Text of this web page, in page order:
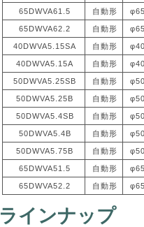
65DWVA61.5 自動形
65DWVA62.2 自動形
40DWVA5.15SA 自動形
40DWVA5.15A 自動形
50DWVA5.25SB 自動形
50DWVA5.25B 自動形
50DWVA5.4SB 自動形
50DWVA5.4B 自動形
50DWVA5.75B 自動形
65DWVA51.5 自動形
65DWVA52.2 自動形
ラインナップ